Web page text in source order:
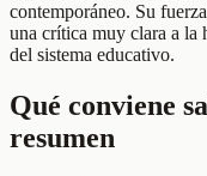
contemporáneo. Su
una crítica muy clara a la
del sistema educativo.
Qué conviene
resumen